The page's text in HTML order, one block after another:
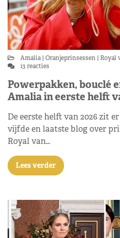
Amalia Oranjeprinsessen Royal
13 reacties
Powerpakken, bouclé
Amalia in eerste helft
De eerste helft van 2026 zit
vijfde en laatste blog over
Royal van…
Lees verder